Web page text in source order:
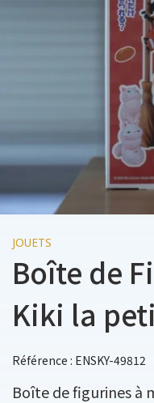
JOUETS
Boîte de
Kiki la
Référence : ENSKY-49812
Boîte de figurines à